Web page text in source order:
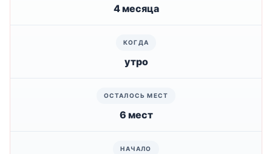
4 месяца
утро
6 мест